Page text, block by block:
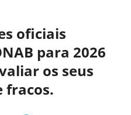
oficiais
para 2026
os seus
fracos.